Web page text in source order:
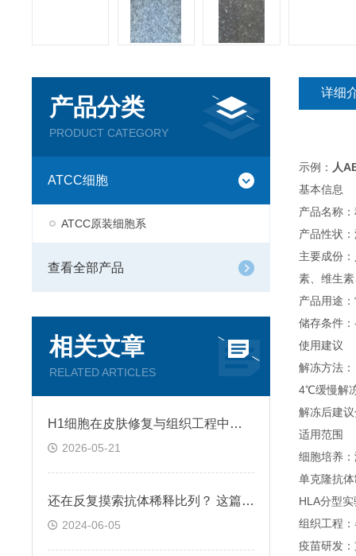
产品分类
PRODUCT CATEGORY
ATCC细胞
ATCC原装细胞系
查看全部产品
相关文章
RELATED ARTICLES
H1细胞在皮肤修复与组织工程中的应用前景
2026-05-21
还在反复摸索抗体稀释比列？ 这篇IHC秘籍快来收好！
2024-06-05
详细
示例： 人
基本信息
产品名称
产品性状
主要成份
素、维生
产品用途
储存条件
使用建议
解冻方法：
4℃缓慢解
解冻后建
适用范围
细胞培养
单克隆抗
HLA分型
组织工程
疫苗研发